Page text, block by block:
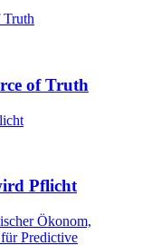
of Truth
Pflicht